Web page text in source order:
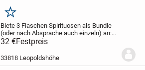
Merken
Biete 3 Flaschen Spirituosen als Bundle
(oder nach Absprache auch einzeln) an:1
Flasche Der gute Pott Echter Übersee-
Rum 0,7 l, 54 %
0,7 l, 38 %1 Flasche Chantre Weinbrand...
32 €Festpreis
33818 Leopoldshöhe